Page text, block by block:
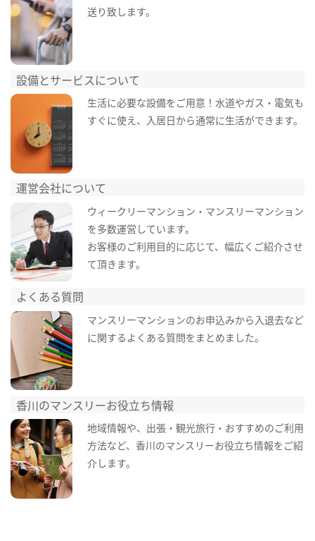
送り致します。
設備とサービスについて
生活に必要な設備をご用意！水道やガス・電気も
すぐに使え、入居日から通常に生活ができます。
運営会社について
ウィークリーマンション・マンスリーマンション
を多数運営しています。
お客様のご利用目的に応じて、幅広くご紹介させ
て頂きます。
よくある質問
マンスリーマンションのお申込みから入退去など
に関するよくある質問をまとめました。
香川のマンスリーお役立ち情報
地域情報や、出張・観光旅行・おすすめのご利用
方法など、香川のマンスリーお役立ち情報をご紹
介します。